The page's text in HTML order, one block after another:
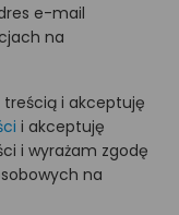
e-mail
na
treścią i akceptuję
i akceptuję
i wyrażam zgodę
na